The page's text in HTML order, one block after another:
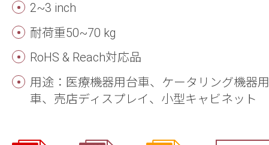
2~3 inch
耐荷重50~70 kg
RoHS & Reach対応品
用途：医療機器用台車、ケータリング機器
車、売店ディスプレイ、小型キャビネット